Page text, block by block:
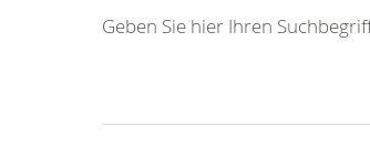
Geben Sie hier Ihren